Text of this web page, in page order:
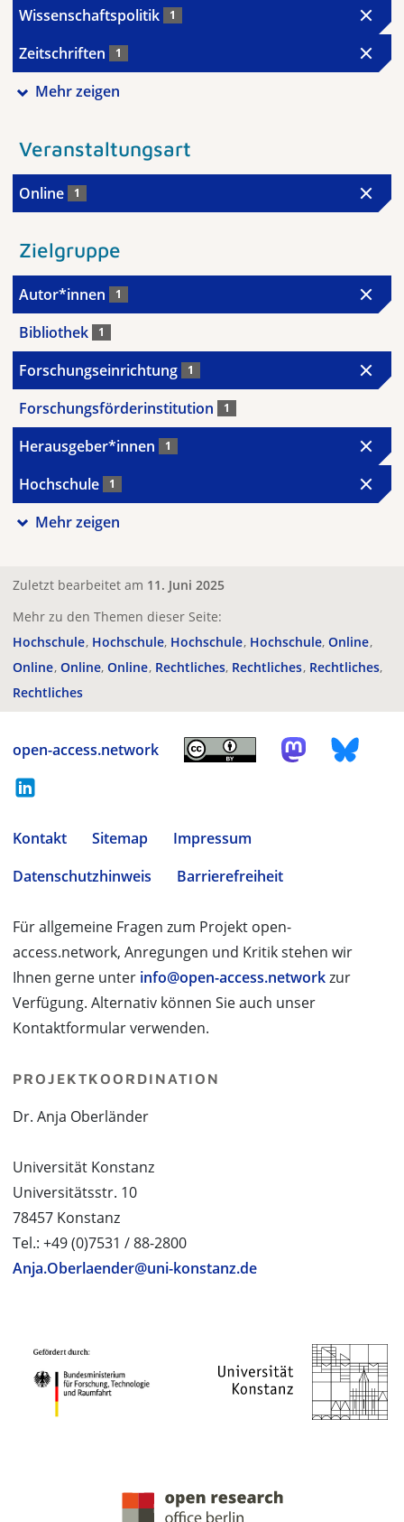
Wissenschaftspolitik 1
Zeitschriften 1
Mehr zeigen
Veranstaltungsart
Online 1
Zielgruppe
Autor*innen 1
Bibliothek 1
Forschungseinrichtung 1
Forschungsförderinstitution 1
Herausgeber*innen 1
Hochschule 1
Mehr zeigen
Zuletzt bearbeitet am 11. Juni 2025
Mehr zu den Themen dieser Seite:
Hochschule Hochschule Hochschule Hochschule Online
Online Online Online Rechtliches Rechtliches Rechtliches
Rechtliches
open-access.network
Kontakt Sitemap
Impressum
Datenschutzhinweis
Barrierefreiheit
Für allgemeine Fragen zum Projekt open-
access.network, Anregungen und Kritik stehen wir
Ihnen gerne unter info@open-access.networkzur
Verfügung. Alternativ können Sie auch unser
Kontaktformular verwenden.
PROJEKTKOORDINATION
Dr. Anja Oberländer
Universität Konstanz
Universitätsstr. 10
78457 Konstanz
Tel.: +49 (0)7531 / 88-2800
Anja.Oberlaender@uni-konstanz.de